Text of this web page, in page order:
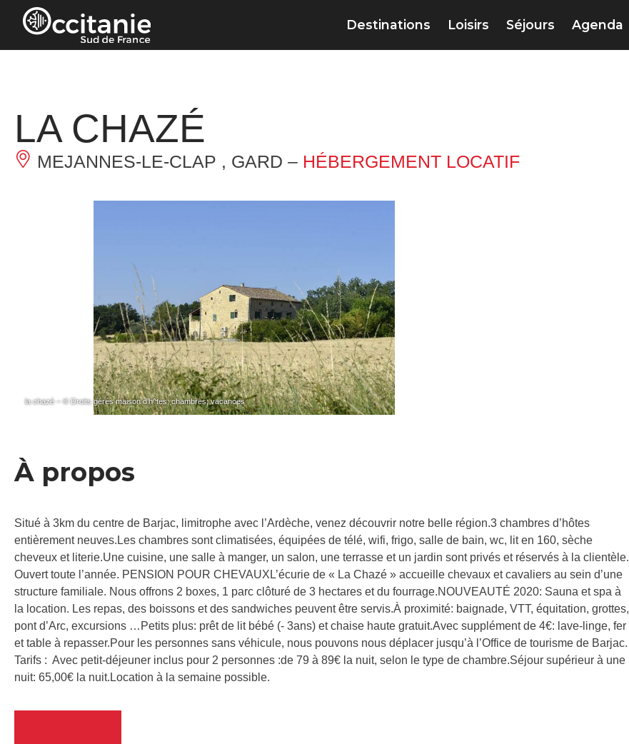
Panneau de gestion des cookies
Destinations Loisirs Séjours Agenda
LA CHAZÉ
MEJANNES-LE-CLAP , GARD – HÉBERGEMENT LOCATIF
la chazé – © Droits gérés maison d’h^tes; chambres; vacances
À propos
Situé à 3km du centre de Barjac, limitrophe avec l’Ardèche, venez découvrir notre belle région.3 chambres d’hôtes
entièrement neuves.Les chambres sont climatisées, équipées de télé, wifi, frigo, salle de bain, wc, lit en 160, sèche
cheveux et literie.Une cuisine, une salle à manger, un salon, une terrasse et un jardin sont privés et réservés à la clientèle.
Ouvert toute l’année. PENSION POUR CHEVAUXL’écurie de « La Chazé » accueille chevaux et cavaliers au sein d’une
structure familiale. Nous offrons 2 boxes, 1 parc clôturé de 3 hectares et du fourrage.NOUVEAUTÉ 2020: Sauna et spa à
la location. Les repas, des boissons et des sandwiches peuvent être servis.À proximité: baignade, VTT, équitation, grottes,
pont d’Arc, excursions …Petits plus: prêt de lit bébé (- 3ans) et chaise haute gratuit.Avec supplément de 4€: lave-linge, fer
et table à repasser.Pour les personnes sans véhicule, nous pouvons nous déplacer jusqu’à l’Office de tourisme de Barjac.
Tarifs : Avec petit-déjeuner inclus pour 2 personnes :de 79 à 89€ la nuit, selon le type de chambre.Séjour supérieur à une
nuit: 65,00€ la nuit.Location à la semaine possible.